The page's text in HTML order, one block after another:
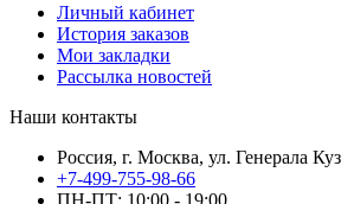
Личный кабинет
История заказов
Мои закладки
Рассылка новостей
Наши контакты
Россия, г. Москва, ул. Генерала
+7-499-755-98-66
ПН-ПТ: 10:00 - 19:00